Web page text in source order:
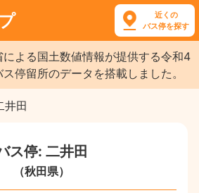
近くの
バス停を探す
よる国土数値情報が提供する令和4
停留所のデータを搭載しました。
井田
ス停: 二井田
（秋田県）